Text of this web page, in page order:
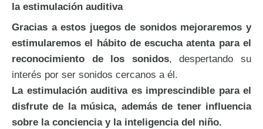
la estimulación auditiva
Gracias a estos juegos de sonidos mejoraremos y
estimularemos el hábito de escucha atenta para el
reconocimiento de los sonidos, despertando su
interés por ser sonidos cercanos a él.
La estimulación auditiva es imprescindible para el
disfrute de la música, además de tener influencia
sobre la conciencia y la inteligencia del niño.